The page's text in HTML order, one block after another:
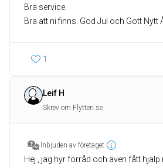
Bra service.
Bra att ni finns. God Jul och Gott Nytt
1
Leif H
Skrev om Flytten.se
Inbjuden av företaget
Hej , jag hyr förråd och även fått hjälp